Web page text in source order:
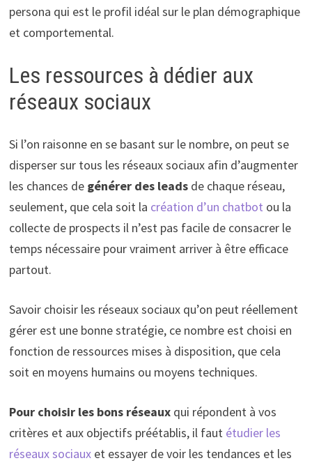
persona qui est le profil idéal sur le plan démographique
et comportemental.
Les ressources à dédier aux
réseaux sociaux
Si l’on raisonne en se basant sur le nombre, on peut se
disperser sur tous les réseaux sociaux afin d’augmenter
les chances degénérer des leads de chaque réseau,
seulement, que cela soit la création d’un chatbot ou la
collecte de prospects il n’est pas facile de consacrer le
temps nécessaire pour vraiment arriver à être efficace
partout.
Savoir choisir les réseaux sociaux qu’on peut réellement
gérer est une bonne stratégie, ce nombre est choisi en
fonction de ressources mises à disposition, que cela
soit en moyens humains ou moyens techniques.
Pour choisir les bons réseauxqui répondent à vos
critères et aux objectifs préétablis, il faut étudier les
réseaux sociauxet essayer de voir les tendances et les